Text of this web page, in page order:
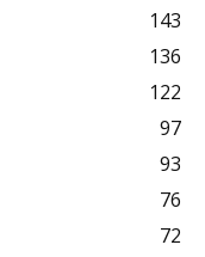
143
136
122
97
93
76
72